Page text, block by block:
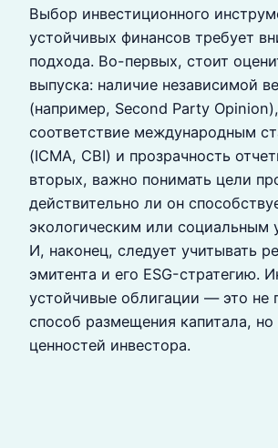
Выбор инвестиционного
устойчивых финансов требует
подхода. Во-первых, стоит
выпуска: наличие независимой
(например, Second Party Opinion),
соответствие международным
(ICMA, CBI) и прозрачность
вторых, важно понимать цели
действительно ли он
экологическим или социальным
И, наконец, следует учитывать
эмитента и его ESG-стратегию.
устойчивые облигации — это не
способ размещения капитала,
ценностей инвестора.